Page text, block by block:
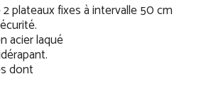
plateaux fixes à intervalle 50 cm
acier laqué
dont